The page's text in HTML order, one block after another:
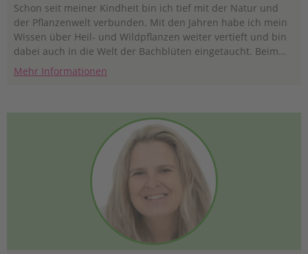
Schon seit meiner Kindheit bin ich tief mit der Natur und
der Pflanzenwelt verbunden. Mit den Jahren habe ich mein
Wissen über Heil- und Wildpflanzen weiter vertieft und bin
dabei auch in die Welt der Bachblüten eingetaucht. Beim
genauen Beobachten von Pflanzen in der Natur habe ich
ihre Signaturen wahrgenommen und gelernt wie und wo ich
Mehr Informationen